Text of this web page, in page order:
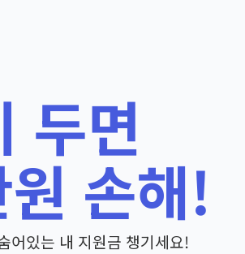
두면
손해!
어있는 내 지원금 챙기세요!